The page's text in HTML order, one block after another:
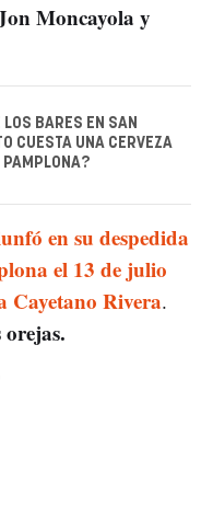
Moncayola y
LOS BARES EN SAN
CUESTA UNA CERVEZA
PAMPLONA?
en su despedida
el 13 de julio
Cayetano Rivera.